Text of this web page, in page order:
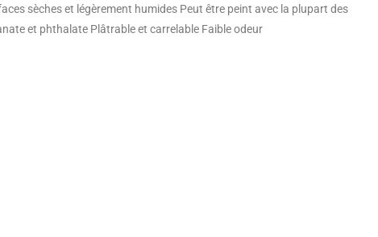
sèches et légèrement humides Peut être peint avec la plupart des
et phthalate Plâtrable et carrelable Faible odeur